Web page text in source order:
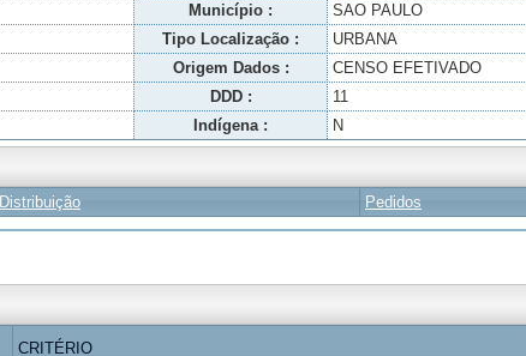
Município : SAO PAULO
Tipo Localização : URBANA
Origem Dados : CENSO EFETIVADO
DDD : 11
Indígena : N
Distribuição Pedidos
CRITÉRIO